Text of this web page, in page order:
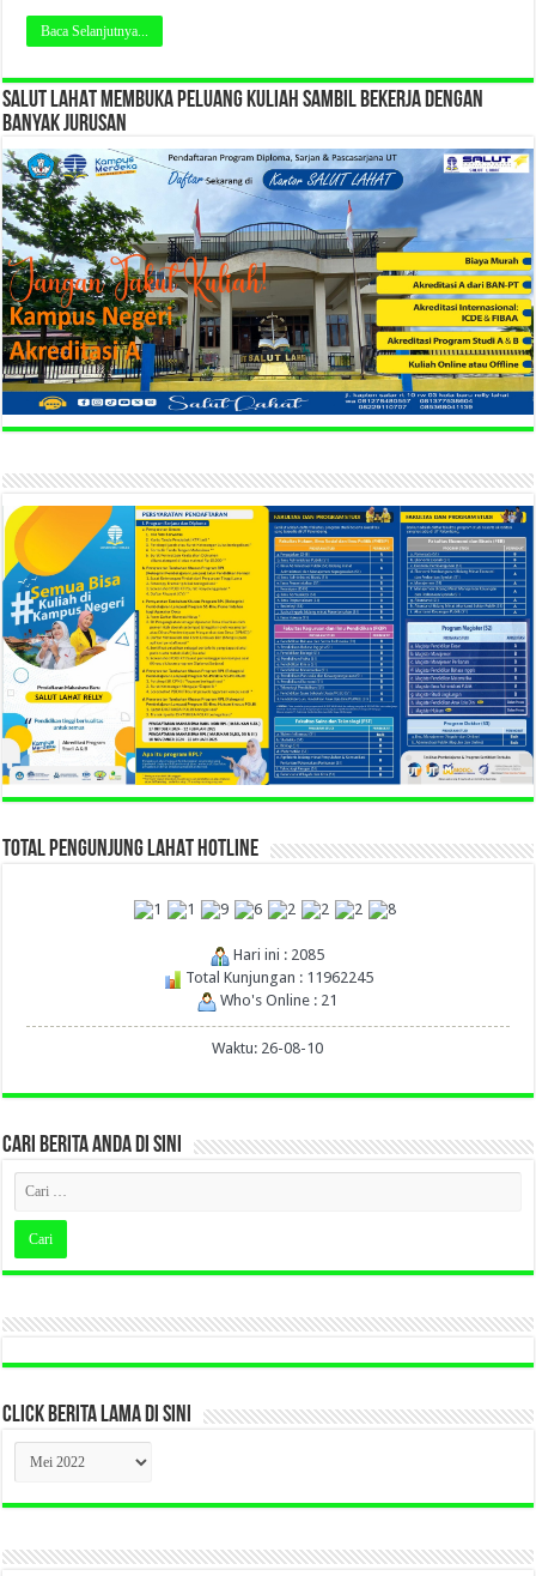
Baca Selanjutnya...
SALUT LAHAT MEMBUKA PELUANG KULIAH SAMBIL BEKERJA DENGAN
BANYAK JURUSAN
TOTAL PENGUNJUNG LAHAT HOTLINE
Hari ini : 2085
Total Kunjungan : 11962245
Who's Online : 21
Waktu: 26-08-10
CARI BERITA ANDA DI SINI
CLICK BERITA LAMA DI SINI
CLICK
BERITA
LAMA
DI